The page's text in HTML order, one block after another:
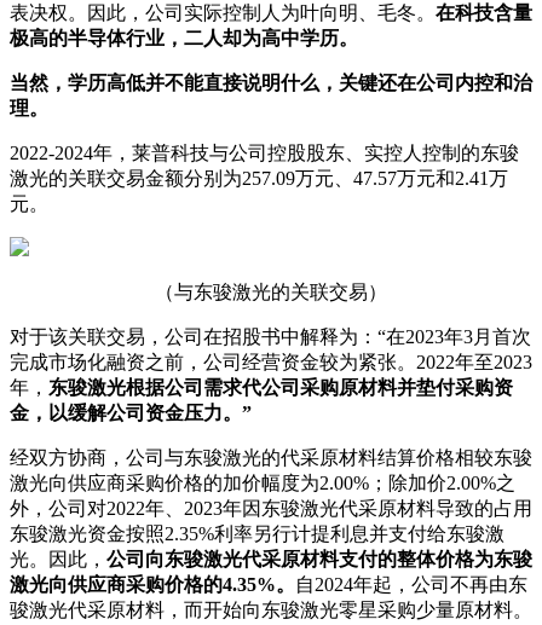
表决权。因此，公司实际控制人为叶向明、毛冬。 在科技含量
极高的半导体行业，二人却为高中学历。
当然，学历高低并不能直接说明什么，关键还在公司内控和治
理。
2022-2024年，莱普科技与公司控股股东、实控人控制的东骏
激光的关联交易金额分别为257.09万元、47.57万元和2.41万
元。
（与东骏激光的关联交易）
对于该关联交易，公司在招股书中解释为：“在2023年3月首次
完成市场化融资之前，公司经营资金较为紧张。2022年至2023
年， 东骏激光根据公司需求代公司采购原材料并垫付采购资
金，以缓解公司资金压力。”
经双方协商，公司与东骏激光的代采原材料结算价格相较东骏
激光向供应商采购价格的加价幅度为2.00%；除加价2.00%之
外，公司对2022年、2023年因东骏激光代采原材料导致的占用
东骏激光资金按照2.35%利率另行计提利息并支付给东骏激
光。因此， 公司向东骏激光代采原材料支付的整体价格为东骏
激光向供应商采购价格的4.35%。
自2024年起，公司不再由东
骏激光代采原材料，而开始向东骏激光零星采购少量原材料。